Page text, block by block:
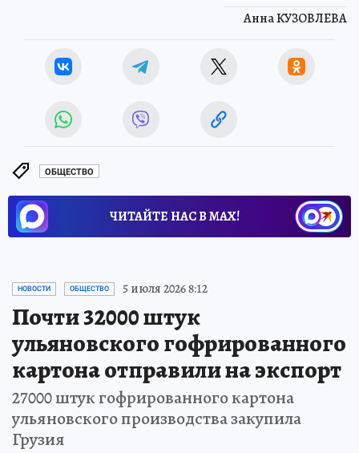
Анна КУЗОВЛЕВА
ОБЩЕСТВО
ЧИТАЙТЕ НАС В МАХ!
НОВОСТИ ОБЩЕСТВО 5 июля 2026 8:12
Почти 32000 штук
ульяновского гофрированного
картона отправили на экспорт
27000 штук гофрированного картона
ульяновского производства закупила
Грузия